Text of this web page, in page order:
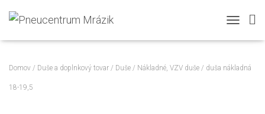
Domov / Duše a doplnkový tovar / Duše / Nákladné, VZV duše / duša nákladná
18-19,5